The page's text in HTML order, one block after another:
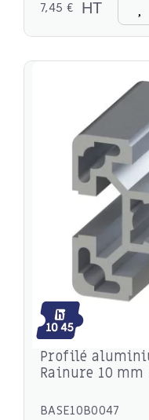
7,45 € HT
Profilé
Rainure 10 mm
BASE10B0047